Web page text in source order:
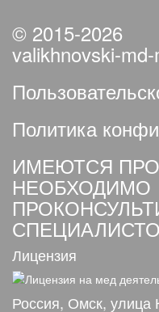
© 2015-2026
valikhnovski-
Политика
ИМЕЮТСЯ
НЕОБХОДИМО
Лицензия
Россия, Омск, улица